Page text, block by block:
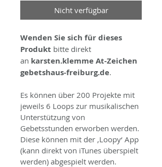
Nicht verfügbar
Wenden Sie sich für dieses
Produkt bitte direkt
an karsten.klemme At-Zeichen
gebetshaus-freiburg.de.
Es können über 200 Projekte mit
jeweils 6 Loops zur musikalischen
Unterstützung von
Gebetsstunden erworben werden.
Diese können mit der ‚Loopy‘ App
(kann direkt von iTunes überspielt
werden) abgespielt werden.